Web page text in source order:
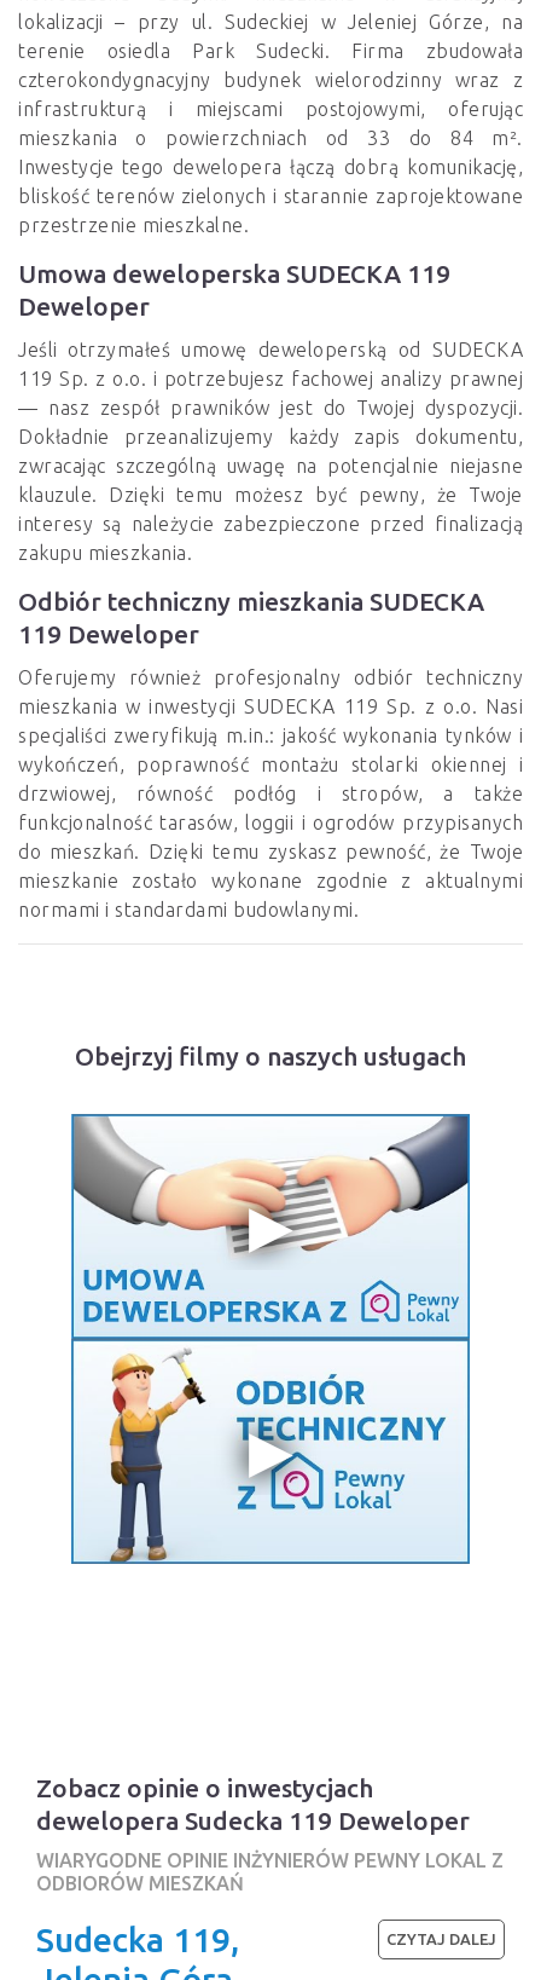
lokalizacji – przy ul. Sudeckiej w Jeleniej Górze, na
terenie osiedla Park Sudecki. Firma zbudowała
czterokondygnacyjny budynek wielorodzinny wraz z
infrastrukturą i miejscami postojowymi, oferując
mieszkania o powierzchniach od 33 do 84 m².
Inwestycje tego dewelopera łączą dobrą komunikację,
bliskość terenów zielonych i starannie zaprojektowane
przestrzenie mieszkalne.
Umowa deweloperska SUDECKA 119
Deweloper
Jeśli otrzymałeś umowę deweloperską od SUDECKA
119 Sp. z o.o. i potrzebujesz fachowej analizy prawnej
— nasz zespół prawników jest do Twojej dyspozycji.
Dokładnie przeanalizujemy każdy zapis dokumentu,
zwracając szczególną uwagę na potencjalnie niejasne
klauzule. Dzięki temu możesz być pewny, że Twoje
interesy są należycie zabezpieczone przed finalizacją
zakupu mieszkania.
Odbiór techniczny mieszkania SUDECKA
119 Deweloper
Oferujemy również profesjonalny odbiór techniczny
mieszkania w inwestycji SUDECKA 119 Sp. z o.o. Nasi
specjaliści zweryfikują m.in.: jakość wykonania tynków i
wykończeń, poprawność montażu stolarki okiennej i
drzwiowej, równość podłóg i stropów, a także
funkcjonalność tarasów, loggii i ogrodów przypisanych
do mieszkań. Dzięki temu zyskasz pewność, że Twoje
mieszkanie zostało wykonane zgodnie z aktualnymi
normami i standardami budowlanymi.
Obejrzyj filmy o naszych usługach
Zobacz opinie o inwestycjach
dewelopera Sudecka 119 Deweloper
WIARYGODNE OPINIE INŻYNIERÓW PEWNY LOKAL Z
ODBIORÓW MIESZKAŃ
Sudecka 119,
CZYTAJ DALEJ